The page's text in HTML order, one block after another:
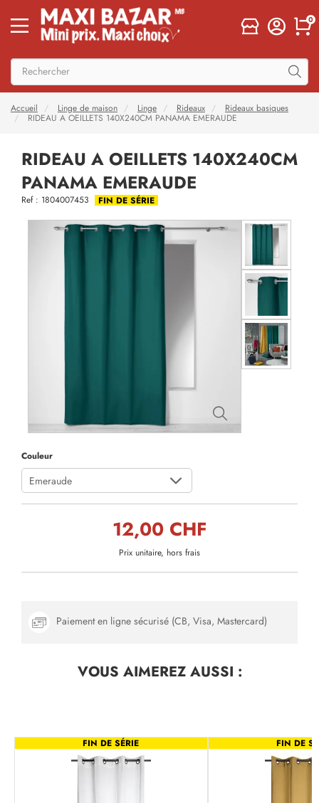
0
Accueil Linge de maison Linge Rideaux
Rideaux basiques
RIDEAU A OEILLETS 140X240CM PANAMA EMERAUDE
RIDEAU A OEILLETS 140X240CM
PANAMA EMERAUDE
Ref : 1804007453 FIN DE SÉRIE
Couleur
Emeraude
12,00 CHF
Prix unitaire, hors frais
Paiement en ligne sécurisé (CB, Visa, Mastercard)
VOUS AIMEREZAUSSI :
FIN DE SÉRIE FIN DE